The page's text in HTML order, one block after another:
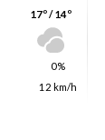
17º / 14º
0%
12 km/h